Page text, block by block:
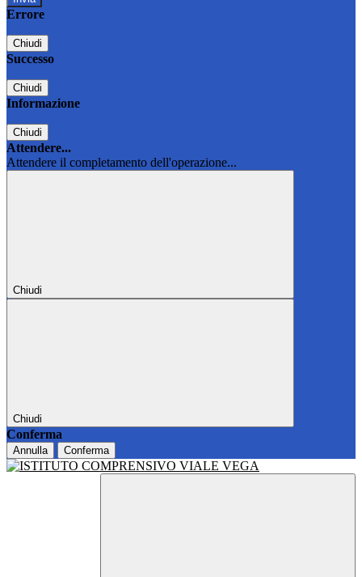
Errore
Chiudi
Successo
Chiudi
Informazione
Chiudi
Attendere...
Attendere il completamento dell'operazione...
Chiudi
Chiudi
Conferma
Annulla Conferma